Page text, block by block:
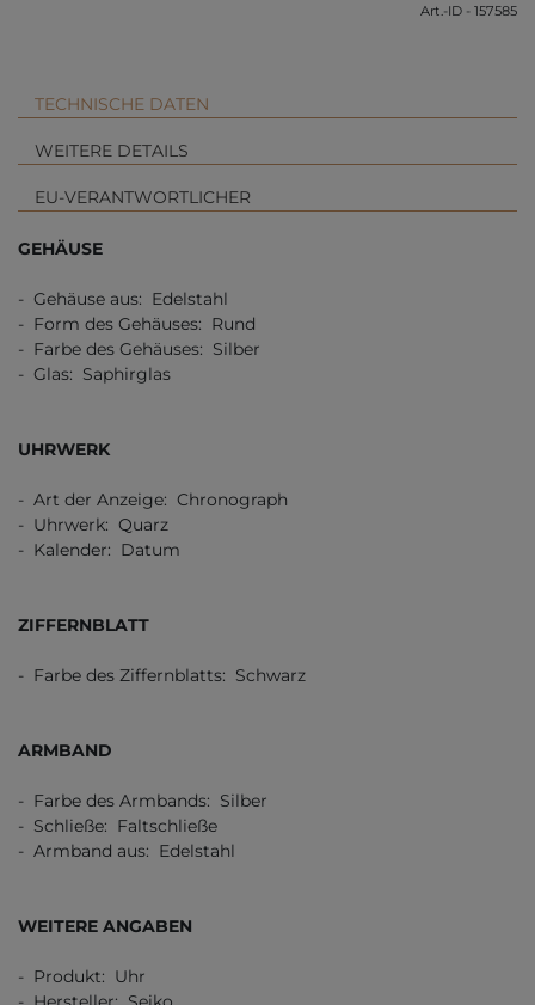
Art.-ID - 157585
TECHNISCHE DATEN
WEITERE DETAILS
EU-VERANTWORTLICHER
GEHÄUSE
- Gehäuse aus: Edelstahl
- Form des Gehäuses: Rund
- Farbe des Gehäuses: Silber
- Glas: Saphirglas
UHRWERK
- Art der Anzeige: Chronograph
- Uhrwerk: Quarz
- Kalender: Datum
ZIFFERNBLATT
- Farbe des Ziffernblatts: Schwarz
ARMBAND
- Farbe des Armbands: Silber
- Schließe: Faltschließe
- Armband aus: Edelstahl
WEITERE ANGABEN
- Produkt: Uhr